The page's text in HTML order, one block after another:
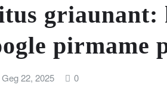
pirmame
Geg 22, 2025 0